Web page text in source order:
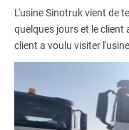
L'usine Sinotruk vient de
quelques jours et le client
client a voulu visiter